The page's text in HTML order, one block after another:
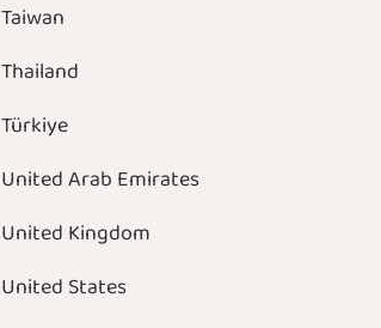
Taiwan
Thailand
Türkiye
United Arab Emirates
United Kingdom
United States